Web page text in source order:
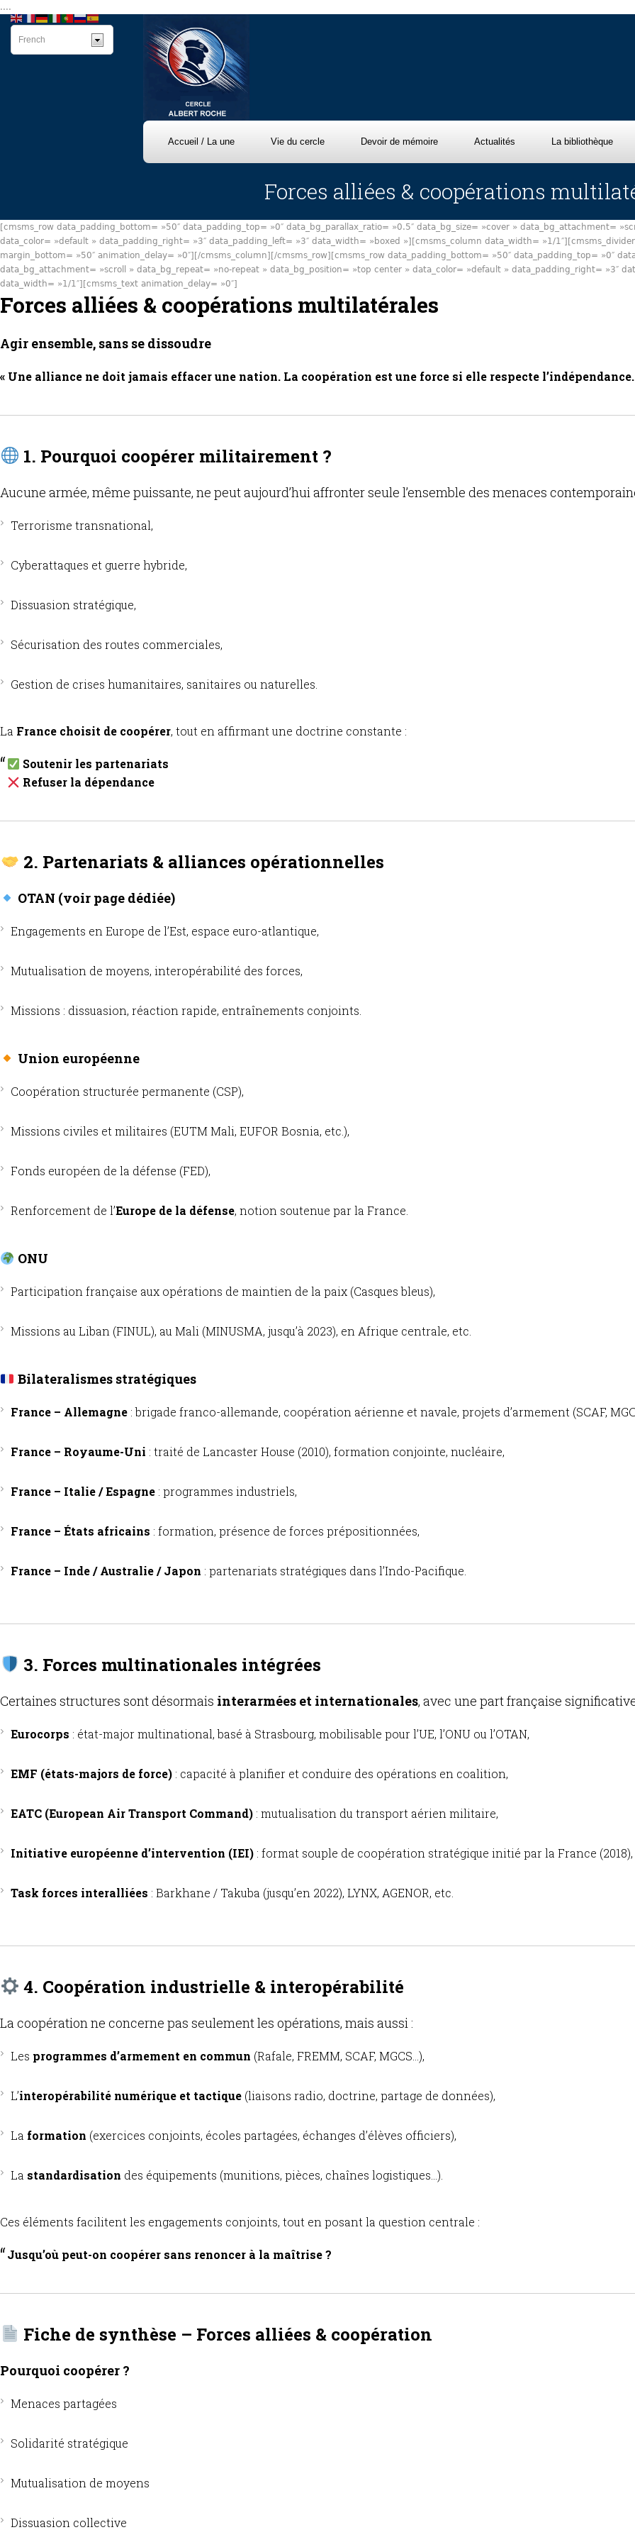
....
Accueil / La une Vie du cercle Devoir de mémoire Actualités La bibliothèque
Forces alliées & coopérations
[cmsms_row data_padding_bottom= »50″ data_padding_top= »0″ data_bg_parallax_ratio= »0.5″ data_bg_size= »cover » data_bg_attachment=
data_color= »default » data_padding_right= »3″ data_padding_left= »3″ data_width= »boxed »][cmsms_column data_width= »1/
margin_bottom= »50″ animation_delay= »0″][/cmsms_column][/cmsms_row][cmsms_row data_padding_bottom= »50″ data_padding_top= »0″
data_bg_attachment= »scroll » data_bg_repeat= »no-repeat » data_bg_position= »top center » data_color= »default » data_padding_right= »3″
data_width= »1/1″][cmsms_text animation_delay= »0″]
Forces alliées & coopérations multilatérales
Agir ensemble, sans se dissoudre
« Une alliance ne doit jamais effacer une nation. La coopération est une force si elle respecte l’indépendance.
1. Pourquoi coopérer militairement ?
Aucune armée, même puissante, ne peut aujourd’hui affronter seule l’ensemble des menaces
Terrorisme transnational,
Cyberattaques et guerre hybride,
Dissuasion stratégique,
Sécurisation des routes commerciales,
Gestion de crises humanitaires, sanitaires ou naturelles.
La France choisit de coopérer, tout en affirmant une doctrine constante :
Soutenir les partenariats
Refuser la dépendance
2. Partenariats & alliances opérationnelles
OTAN (voir page dédiée)
Engagements en Europe de l’Est, espace euro-atlantique,
Mutualisation de moyens, interopérabilité des forces,
Missions : dissuasion, réaction rapide, entraînements conjoints.
Union européenne
Coopération structurée permanente (CSP),
Missions civiles et militaires (EUTM Mali, EUFOR Bosnia, etc.),
Fonds européen de la défense (FED),
Renforcement de l’Europe de la défense, notion soutenue par la France.
ONU
Participation française aux opérations de maintien de la paix (Casques bleus),
Missions au Liban (FINUL), au Mali (MINUSMA, jusqu’à 2023), en Afrique centrale, etc.
Bilateralismes stratégiques
France – Allemagne : brigade franco-allemande, coopération aérienne et navale, projets d’armement (SCAF,
France – Royaume-Uni : traité de Lancaster House (2010), formation conjointe, nucléaire,
France – Italie / Espagne : programmes industriels,
France – États africains : formation, présence de forces prépositionnées,
France – Inde / Australie / Japon : partenariats stratégiques dans l’Indo-Pacifique.
3. Forces multinationales intégrées
Certaines structures sont désormais interarmées et internationales, avec une part française
Eurocorps : état-major multinational, basé à Strasbourg, mobilisable pour l’UE, l’ONU ou l’OTAN,
EMF (états-majors de force) : capacité à planifier et conduire des opérations en coalition,
EATC (European Air Transport Command) : mutualisation du transport aérien militaire,
Initiative européenne d’intervention (IEI) : format souple de coopération stratégique initié par la France (2018),
Task forces interalliées : Barkhane / Takuba (jusqu’en 2022), LYNX, AGENOR, etc.
4. Coopération industrielle & interopérabilité
La coopération ne concerne pas seulement les opérations, mais aussi :
Les programmes d’armement en commun (Rafale, FREMM, SCAF, MGCS…),
L’interopérabilité numérique et tactique (liaisons radio, doctrine, partage de données),
La formation (exercices conjoints, écoles partagées, échanges d’élèves officiers),
La standardisation des équipements (munitions, pièces, chaînes logistiques…).
Ces éléments facilitent les engagements conjoints, tout en posant la question centrale :
Jusqu’où peut-on coopérer sans renoncer à la maîtrise ?
Fiche de synthèse – Forces alliées & coopération
Pourquoi coopérer ?
Menaces partagées
Solidarité stratégique
Mutualisation de moyens
Dissuasion collective